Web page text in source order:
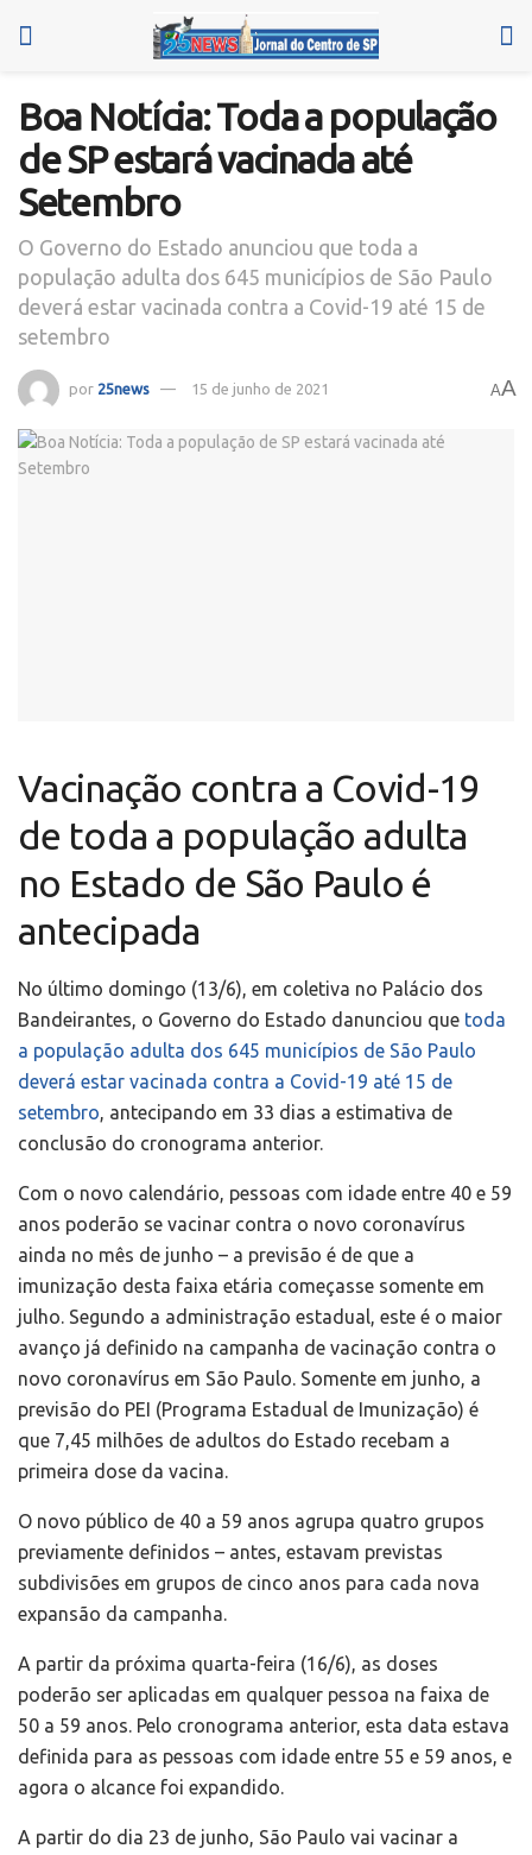
Boa Notícia: Toda a população
de SP estará vacinada até
Setembro
O Governo do Estado anunciou que toda a
população adulta dos 645 municípios de São Paulo
deverá estar vacinada contra a Covid-19 até 15 de
setembro
por 25news 15 de junho de 2021 AA
Vacinação contra a Covid-19
de toda a população adulta
no Estado de São Paulo é
antecipada
No último domingo (13/6), em coletiva no Palácio dos
Bandeirantes, o Governo do Estado danunciou que toda
a população adulta dos 645 municípios de São Paulo
deverá estar vacinada contra a Covid-19 até 15 de
setembro, antecipando em 33 dias a estimativa de
conclusão do cronograma anterior.
Com o novo calendário, pessoas com idade entre 40 e 59
anos poderão se vacinar contra o novo coronavírus
ainda no mês de junho – a previsão é de que a
imunização desta faixa etária começasse somente em
julho. Segundo a administração estadual, este é o maior
avanço já definido na campanha de vacinação contra o
novo coronavírus em São Paulo. Somente em junho, a
previsão do PEI (Programa Estadual de Imunização) é
que 7,45 milhões de adultos do Estado recebam a
primeira dose da vacina.
O novo público de 40 a 59 anos agrupa quatro grupos
previamente definidos – antes, estavam previstas
subdivisões em grupos de cinco anos para cada nova
expansão da campanha.
A partir da próxima quarta-feira (16/6), as doses
poderão ser aplicadas em qualquer pessoa na faixa de
50 a 59 anos. Pelo cronograma anterior, esta data estava
definida para as pessoas com idade entre 55 e 59 anos, e
agora o alcance foi expandido.
A partir do dia 23 de junho, São Paulo vai vacinar a